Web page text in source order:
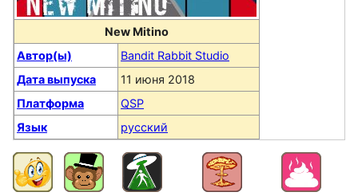
New Mitino
Автор(ы)
Bandit Rabbit Studio
Дата выпуска
11 июня 2018
Платформа
QSP
Язык
русский